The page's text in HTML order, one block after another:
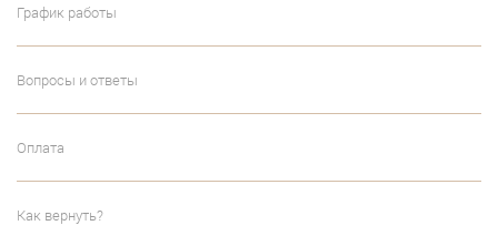
График работы
Вопросы и ответы
Оплата
Как вернуть?